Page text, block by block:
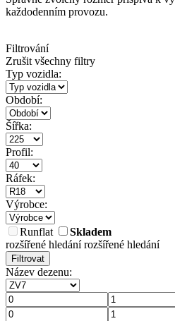
každodenním provozu.
Filtrování
Zrušit všechny filtry
Typ vozidla:
Období:
Šířka:
Profil:
Ráfek:
Výrobce:
Runflat
Skladem
rozšířené hledánírozšířené hledání
Filtrovat
Název dezenu: